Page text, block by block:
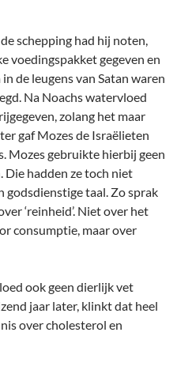
schepping had hij noten,
voedingspakket gegeven en
de leugens van Satan waren
Na Noachs watervloed
zolang het maar
gaf Mozes de Israëlieten
Mozes gebruikte hierbij geen
hadden ze toch niet
godsdienstige taal. Zo sprak
‘reinheid’. Niet over het
consumptie, maar over
ook geen dierlijk vet
jaar later, klinkt dat heel
over cholesterol en